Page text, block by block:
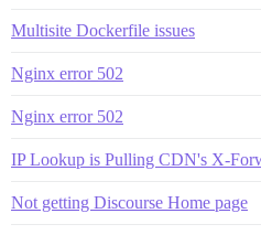
Multisite Dockerfile issues
Nginx error 502
Nginx error 502
IP Lookup is Pulling CDN's X-
Not getting Discourse Home page